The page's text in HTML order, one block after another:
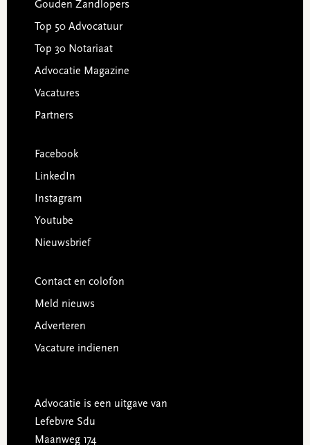
Gouden Zandlopers
Top 50 Advocatuur
Top 30 Notariaat
Advocatie Magazine
Vacatures
Partners
Facebook
LinkedIn
Instagram
Youtube
Nieuwsbrief
Contact en colofon
Meld nieuws
Adverteren
Vacature indienen
Advocatie is een uitgave van
Lefebvre Sdu
Maanweg 174